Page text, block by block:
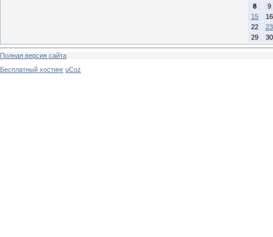
8
9
15
16
22
23
29
30
Полная версия сайта
Бесплатный хостинг uCoz